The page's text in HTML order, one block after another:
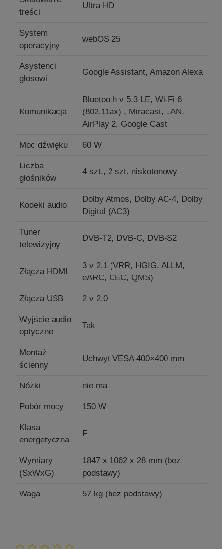
treści
Ultra HD
System
operacyjny
webOS 25
Asystenci
głosowi
Google Assistant, Amazon Alexa
Komunikacja
Bluetooth v 5.3 LE, Wi-Fi 6
(802.11ax) , Miracast, LAN,
AirPlay 2, Google Cast
Moc dźwięku 60 W
Liczba
głośników
4 szt., 2 szt. niskotonowy
Kodeki audio
Dolby Atmos, Dolby AC-4, Dolby
Digital (AC3)
Tuner
telewizyjny
DVB-T2, DVB-C, DVB-S2
Złącza HDMI
3 v 2.1 (VRR, HGIG, ALLM,
eARC, CEC, QMS)
Złącza USB 2 v 2.0
Wyjście audio
optyczne
Tak
Montaż
ścienny
Uchwyt VESA 400×400 mm
Nóżki nie ma
Pobór mocy 150 W
Klasa
energetyczna
F
Wymiary
(SxWxG)
1847 x 1062 x 28 mm (bez
podstawy)
Waga 57 kg (bez podstawy)